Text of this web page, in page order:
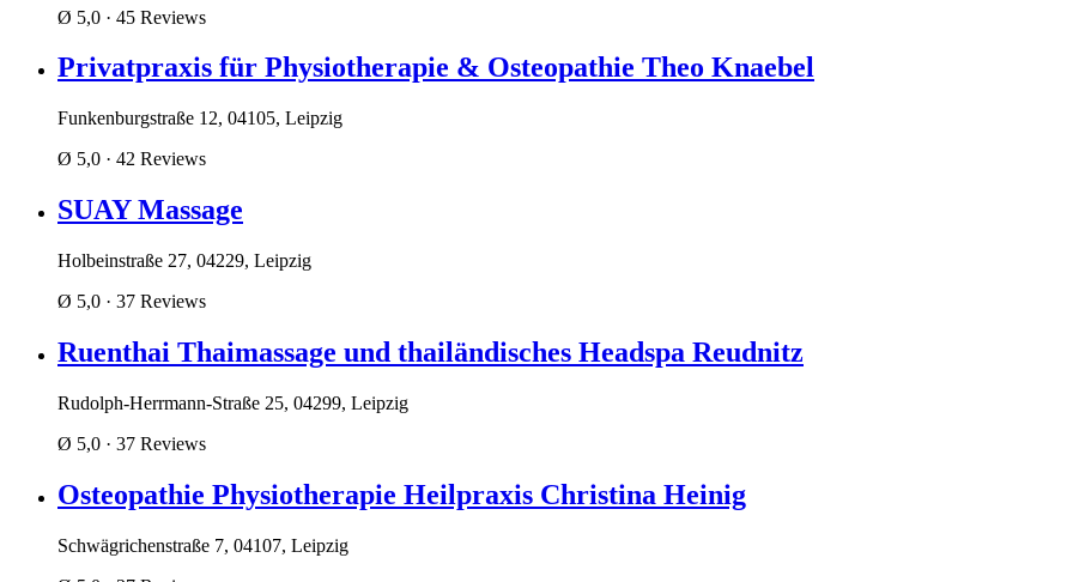
Ø 5,0 · 45 Reviews
Privatpraxis für Physiotherapie & Osteopathie Theo Knaebel
Funkenburgstraße 12, 04105, Leipzig
Ø 5,0 · 42 Reviews
SUAY Massage
Holbeinstraße 27, 04229, Leipzig
Ø 5,0 · 37 Reviews
Ruenthai Thaimassage und thailändisches Headspa Reudnitz
Rudolph-Herrmann-Straße 25, 04299, Leipzig
Ø 5,0 · 37 Reviews
Osteopathie Physiotherapie Heilpraxis Christina Heinig
Schwägrichenstraße 7, 04107, Leipzig